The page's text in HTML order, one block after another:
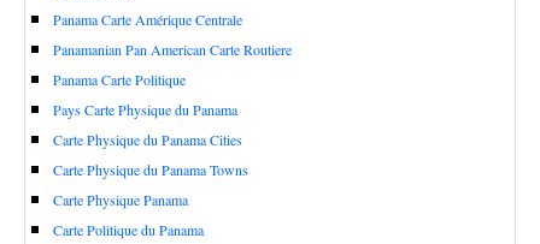
Panama Carte Amérique Centrale
Panamanian Pan American Carte Routiere
Panama Carte Politique
Pays Carte Physique du Panama
Carte Physique du Panama Cities
Carte Physique du Panama Towns
Carte Physique Panama
Carte Politique du Panama